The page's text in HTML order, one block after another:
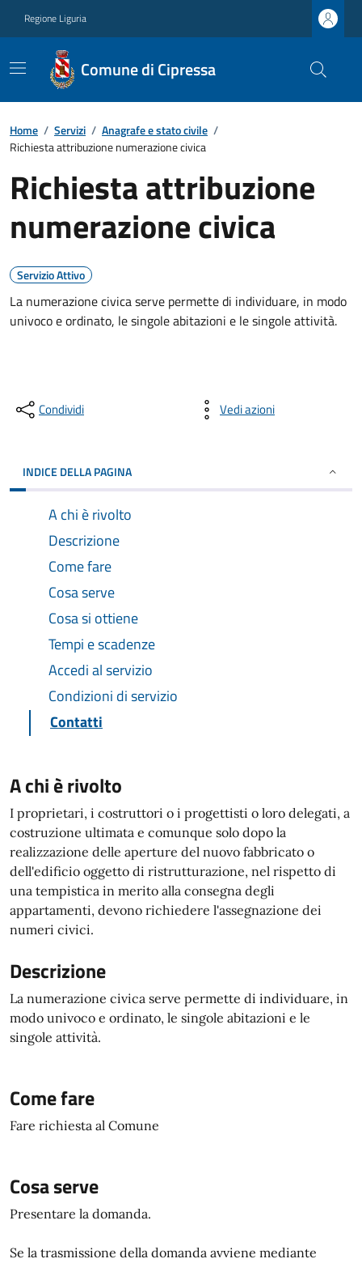
Regione Liguria
Comune di Cipressa
Home / Servizi / Anagrafe e stato civile /
Richiesta attribuzione numerazione civica
Richiesta attribuzione
numerazione civica
Servizio Attivo
La numerazione civica serve permette di individuare, in modo
univoco e ordinato, le singole abitazioni e le singole attività.
Condividi Vedi azioni
INDICE DELLA PAGINA
A chi è rivolto
Descrizione
Come fare
Cosa serve
Cosa si ottiene
Tempi e scadenze
Accedi al servizio
Condizioni di servizio
Contatti
A chi è rivolto
I proprietari, i costruttori o i progettisti o loro delegati, a
costruzione ultimata e comunque solo dopo la
realizzazione delle aperture del nuovo fabbricato o
dell'edificio oggetto di ristrutturazione, nel rispetto di
una tempistica in merito alla consegna degli
appartamenti, devono richiedere l'assegnazione dei
numeri civici.
Descrizione
La numerazione civica serve permette di individuare, in
modo univoco e ordinato, le singole abitazioni e le
singole attività.
Come fare
Fare richiesta al Comune
Cosa serve
Presentare la domanda.
Se la trasmissione della domanda avviene mediante